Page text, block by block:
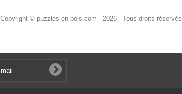
Copyright © puzzles-en-bois.com - 2026 - Tous droits réservés